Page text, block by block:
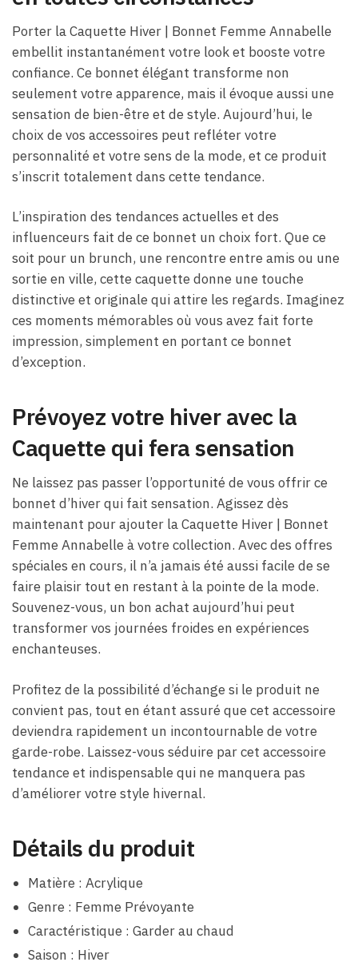
Porter la Caquette Hiver | Bonnet Femme Annabelle
embellit instantanément votre look et booste votre
confiance. Ce bonnet élégant transforme non
seulement votre apparence, mais il évoque aussi une
sensation de bien-être et de style. Aujourd’hui, le
choix de vos accessoires peut refléter votre
personnalité et votre sens de la mode, et ce produit
s’inscrit totalement dans cette tendance.
L’inspiration des tendances actuelles et des
influenceurs fait de ce bonnet un choix fort. Que ce
soit pour un brunch, une rencontre entre amis ou une
sortie en ville, cette caquette donne une touche
distinctive et originale qui attire les regards. Imaginez
ces moments mémorables où vous avez fait forte
impression, simplement en portant ce bonnet
d’exception.
Prévoyez votre hiver avec la
Caquette qui fera sensation
Ne laissez pas passer l’opportunité de vous offrir ce
bonnet d’hiver qui fait sensation. Agissez dès
maintenant pour ajouter la Caquette Hiver | Bonnet
Femme Annabelle à votre collection. Avec des offres
spéciales en cours, il n’a jamais été aussi facile de se
faire plaisir tout en restant à la pointe de la mode.
Souvenez-vous, un bon achat aujourd’hui peut
transformer vos journées froides en expériences
enchanteuses.
Profitez de la possibilité d’échange si le produit ne
convient pas, tout en étant assuré que cet accessoire
deviendra rapidement un incontournable de votre
garde-robe. Laissez-vous séduire par cet accessoire
tendance et indispensable qui ne manquera pas
d’améliorer votre style hivernal.
Détails du produit
Matière : Acrylique
Genre : Femme Prévoyante
Caractéristique : Garder au chaud
Saison : Hiver